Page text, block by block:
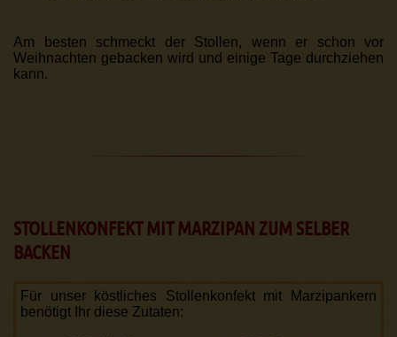
Am besten schmeckt der Stollen, wenn er schon vor
Weihnachten gebacken wird und einige Tage durchziehen
kann.
STOLLENKONFEKT MIT MARZIPAN ZUM SELBER
BACKEN
Für unser köstliches Stollenkonfekt mit Marzipan­kern
benötigt Ihr diese Zutaten: